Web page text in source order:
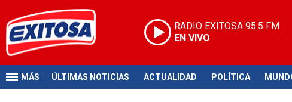
RADIO EXITOSA 95.5 FM
EN VIVO
MÁS ÚLTIMAS NOTICIAS ACTUALIDAD POLÍTICA